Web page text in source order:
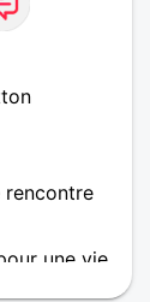
rencontre
une vie